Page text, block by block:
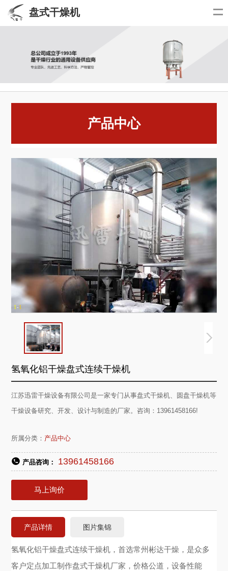
盘式干燥机
产品中心
1-1
氢氧化铝干燥盘式连续干燥机
江苏迅雷干燥设备有限公司是一家专门从事盘式干燥机、圆盘干燥机等
干燥设备研究、开发、设计与制造的厂家。咨询：13961458166!
所属分类： 产品中心
产品咨询： 13961458166
马上询价
产品详情 图片集锦
氢氧化铝干燥盘式连续干燥机，首选常州彬达干燥，是众多
客户定点加工制作盘式干燥机厂家，价格公道，设备性能